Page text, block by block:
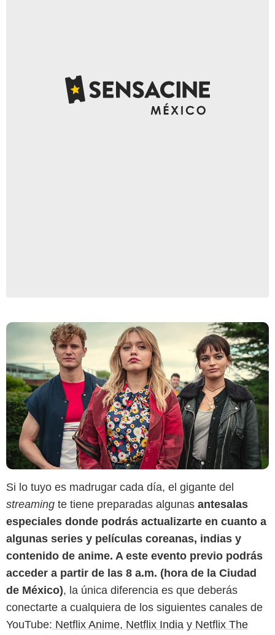
Si lo tuyo es madrugar cada día, el gigante del
streaming te tiene preparadas algunas antesalas
especiales donde podrás actualizarte en cuanto a
algunas series y películas coreanas, indias y
contenido de anime. A este evento previo podrás
acceder a partir de las 8 a.m. (hora de la Ciudad
de México), la única diferencia es que deberás
conectarte a cualquiera de los siguientes canales de
YouTube: Netflix Anime, Netflix India y Netflix The